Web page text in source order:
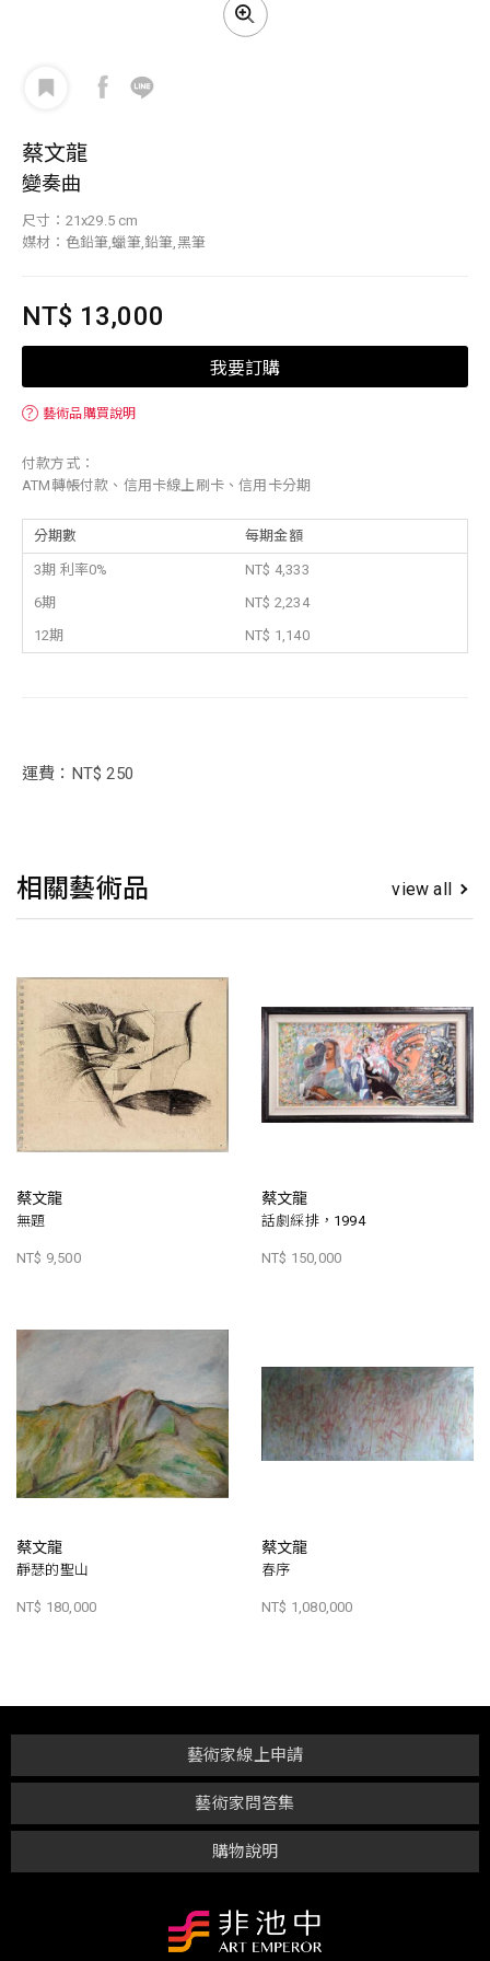
蔡文龍
變奏曲
尺寸：21x29.5 cm
媒材：色鉛筆,蠟筆,鉛筆,黑筆
NT$ 13,000
我要訂購
？ 藝術品購買說明
付款方式：
ATM轉帳付款、信用卡線上刷卡、信用卡分期
分期數 每期金額
3期 利率0%
NT$ 4,333
6期
NT$ 2,234
12期
NT$ 1,140
運費：NT$ 250
相關藝術品 view all
蔡文龍
無題
NT$ 9,500
蔡文龍
話劇綵排，1994
NT$ 150,000
蔡文龍
靜瑟的聖山
NT$ 180,000
蔡文龍
春序
NT$ 1,080,000
購物說明
藝術家問答集
藝術家線上申請